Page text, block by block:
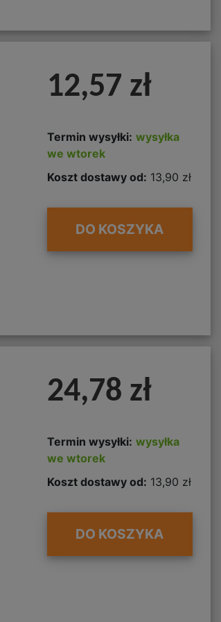
12,57 zł
Termin wysyłki: wysyłka
we wtorek
Koszt dostawy od: 13,90 zł
DO KOSZYKA
24,78 zł
Termin wysyłki: wysyłka
we wtorek
Koszt dostawy od: 13,90 zł
DO KOSZYKA